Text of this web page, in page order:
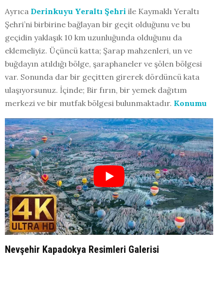
Ayrıca Derinkuyu Yeraltı Şehri ile Kaymaklı Yeraltı
Şehri’ni birbirine bağlayan bir geçit olduğunu ve bu
geçidin yaklaşık 10 km uzunluğunda olduğunu da
eklemeliyiz. Üçüncü katta; Şarap mahzenleri, un ve
buğdayın atıldığı bölge, şaraphaneler ve şölen bölgesi
var. Sonunda dar bir geçitten girerek dördüncü kata
ulaşıyorsunuz. İçinde; Bir fırın, bir yemek dağıtım
merkezi ve bir mutfak bölgesi bulunmaktadır. Konumu
Nevşehir Kapadokya Resimleri Galerisi